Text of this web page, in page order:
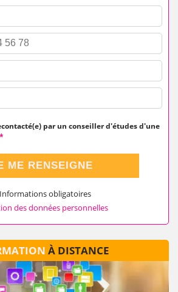
par un conseiller d'études d'une
*
ME RENSEIGNE
obligatoires
des données personnelles
À DISTANCE